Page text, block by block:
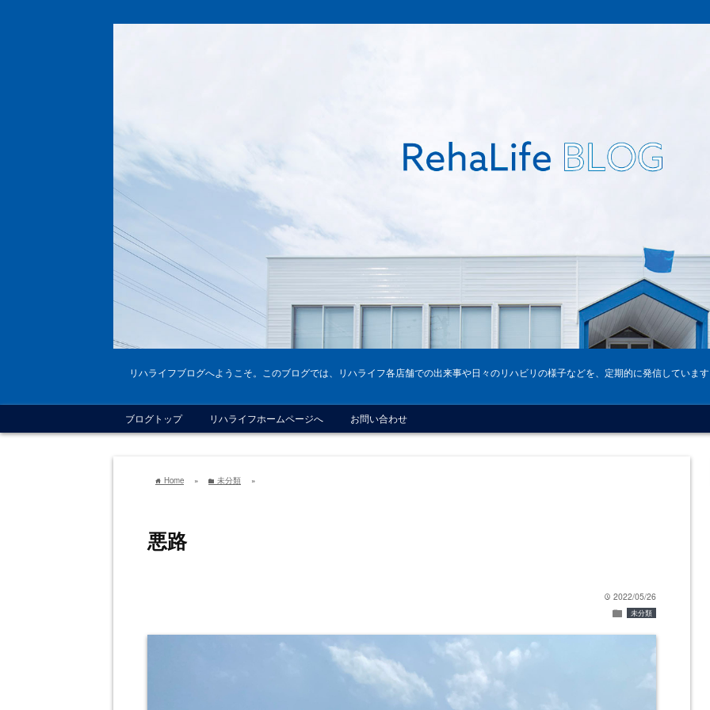
リハライフブログへようこそ。このブログでは、リハライフ各店舗での出来事や日々のリハビリの様子などを、定期的に発信していま
ブログトップ リハライフホームページへ お問い合わせ
home Home » folder 未分類 »
悪路
time 2022/05/26
folder 未分類